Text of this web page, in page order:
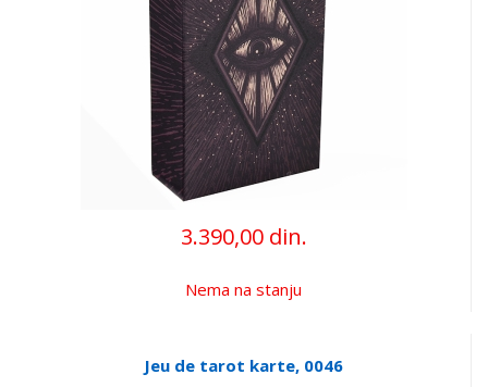
3.390,00 din.
Nema na stanju
Jeu de tarot karte, 0046